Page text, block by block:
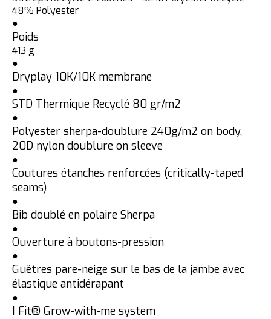
48% Polyester
●
Poids
413 g
●
Dryplay 10K/10K membrane
●
STD Thermique Recyclé 80 gr/m2
●
Polyester sherpa-doublure 240g/m2 on body,
20D nylon doublure on sleeve
●
Coutures étanches renforcées (critically-taped
seams)
●
Bib doublé en polaire Sherpa
●
Ouverture à boutons-pression
●
Guêtres pare-neige sur le bas de la jambe avec
élastique antidérapant
●
I Fit® Grow-with-me system